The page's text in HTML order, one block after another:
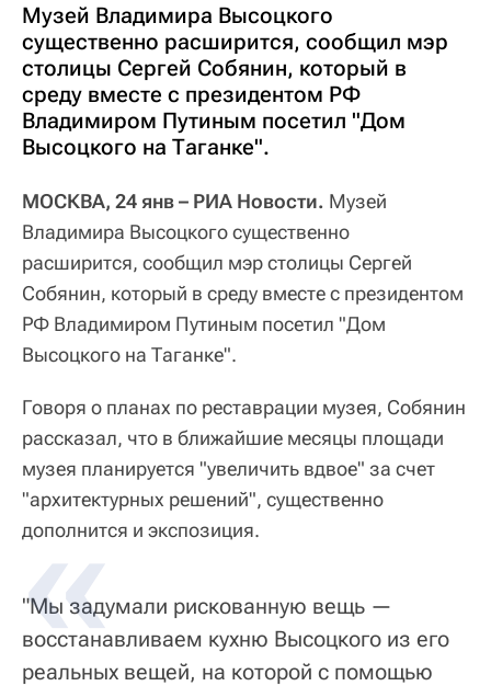
Музей Владимира Высоцкого
существенно расширится, сообщил мэр
столицы Сергей Собянин, который в
среду вместе с президентом РФ
Владимиром Путиным посетил "Дом
Высоцкого на Таганке".
МОСКВА, 24 янв – РИА Новости. Музей
Владимира Высоцкого существенно
расширится, сообщил мэр столицы Сергей
Собянин, который в среду вместе с президентом
РФ Владимиром Путиным посетил "Дом
Высоцкого на Таганке".
Говоря о планах по реставрации музея, Собянин
рассказал, что в ближайшие месяцы площади
музея планируется "увеличить вдвое" за счет
"архитектурных решений", существенно
дополнится и экспозиция.
"Мы задумали рискованную вещь —
восстанавливаем кухню Высоцкого из его
реальных вещей, на которой с помощью